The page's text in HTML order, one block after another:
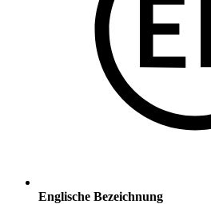
Englische Bezeichnung